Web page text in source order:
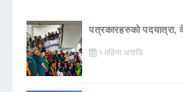
पत्रकारहरुको पदयात्रा,
१ महिना अगाडि